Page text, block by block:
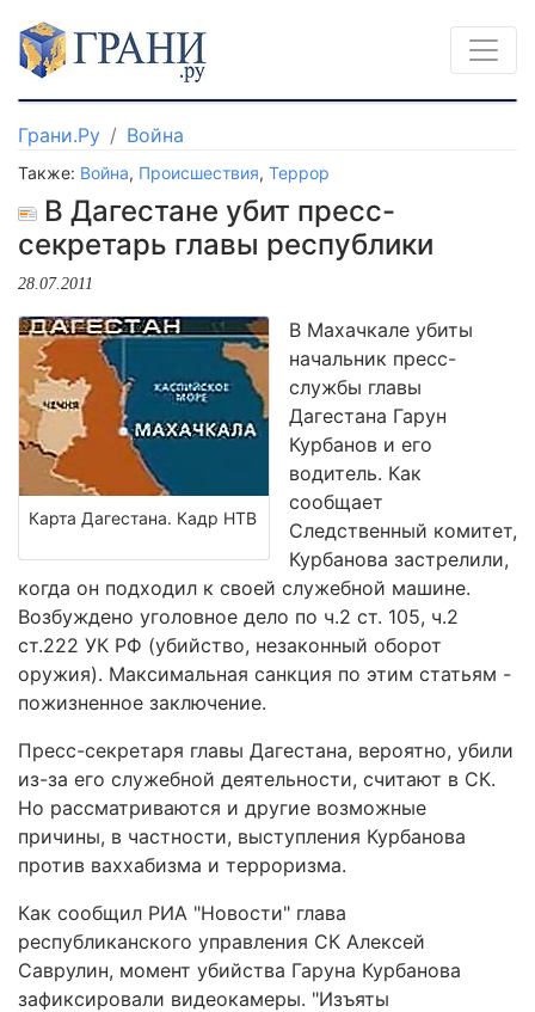
Грани.Ру Война
Также: Война, Происшествия, Террор
В Дагестане убит пресс-
секретарь главы республики
28.07.2011
Карта Дагестана. Кадр НТВ
В Махачкале убиты
начальник пресс-
службы главы
Дагестана Гарун
Курбанов и его
водитель. Как
сообщает
Следственный комитет,
Курбанова застрелили,
когда он подходил к своей служебной машине.
Возбуждено уголовное дело по ч.2 ст. 105, ч.2
ст.222 УК РФ (убийство, незаконный оборот
оружия). Максимальная санкция по этим статьям -
пожизненное заключение.
Пресс-секретаря главы Дагестана, вероятно, убили
из-за его служебной деятельности, считают в СК.
Но рассматриваются и другие возможные
причины, в частности, выступления Курбанова
против ваххабизма и терроризма.
Как сообщил РИА "Новости" глава
республиканского управления СК Алексей
Саврулин, момент убийства Гаруна Курбанова
зафиксировали видеокамеры. "Изъяты